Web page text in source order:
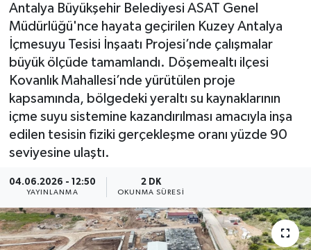
Antalya Büyükşehir Belediyesi ASAT Genel
Müdürlüğü'nce hayata geçirilen Kuzey Antalya
İçmesuyu Tesisi İnşaatı Projesi’nde çalışmalar
büyük ölçüde tamamlandı. Döşemealtı ilçesi
Kovanlık Mahallesi’nde yürütülen proje
kapsamında, bölgedeki yeraltı su kaynaklarının
içme suyu sistemine kazandırılması amacıyla inşa
edilen tesisin fiziki gerçekleşme oranı yüzde 90
seviyesine ulaştı.
04.06.2026 - 12:50
YAYINLANMA
2 DK
OKUNMA SÜRESI